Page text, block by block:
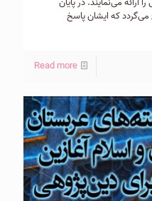
می‌گردد که ایشان پاسخ
Read more